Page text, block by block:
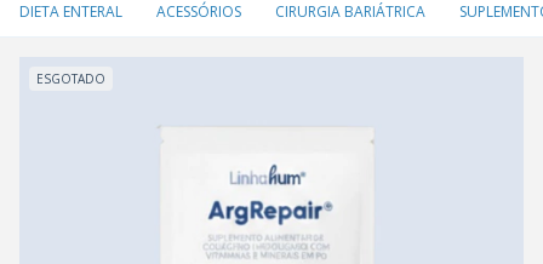
DIETA ENTERAL ACESSÓRIOS CIRURGIA BARIÁTRICA
ESGOTADO